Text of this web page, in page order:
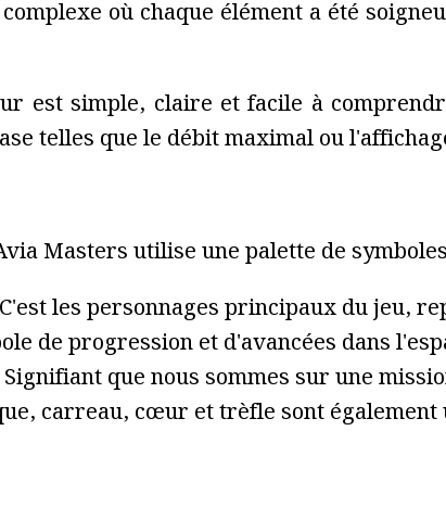
où chaque élément a été
est simple, claire et facile à
telles que le débit maximal ou
Masters utilise une palette de
les personnages principaux du jeu,
de progression et d'avancées dans
que nous sommes sur une
carreau, cœur et trèfle sont